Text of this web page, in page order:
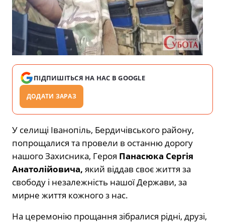
ПІДПИШІТЬСЯ НА НАС В GOOGLE
ДОДАТИ ЗАРАЗ
У селищі Іванопіль, Бердичівського району,
попрощалися та провели в останню дорогу
нашого Захисника, Героя Панасюка Сергія
Анатолійовича, який віддав своє життя за
свободу і незалежність нашої Держави, за
мирне життя кожного з нас.
На церемонію прощання зібралися рідні, друзі,